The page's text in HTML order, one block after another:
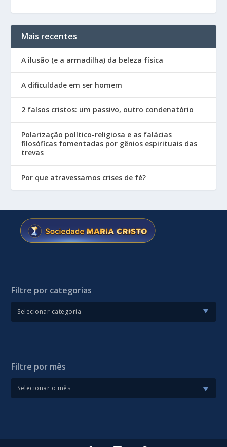
Mais recentes
A ilusão (e a armadilha) da beleza física
A dificuldade em ser homem
2 falsos cristos: um passivo, outro condenatório
Polarização político-religiosa e as falácias
filosóficas fomentadas por gênios espirituais das
trevas
Por que atravessamos crises de fé?
Filtre por categorias
Filtre por mês